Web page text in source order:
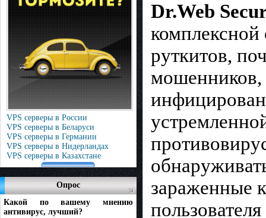
VPS серверы в России
VPS серверы в Беларуси
VPS серверы в Германии
VPS серверы в Нидерландах
VPS серверы в Казахстане
Опрос
Какой по вашему мнению
антивирус, лучший?
Dr.Web
руткитов,
зараженные